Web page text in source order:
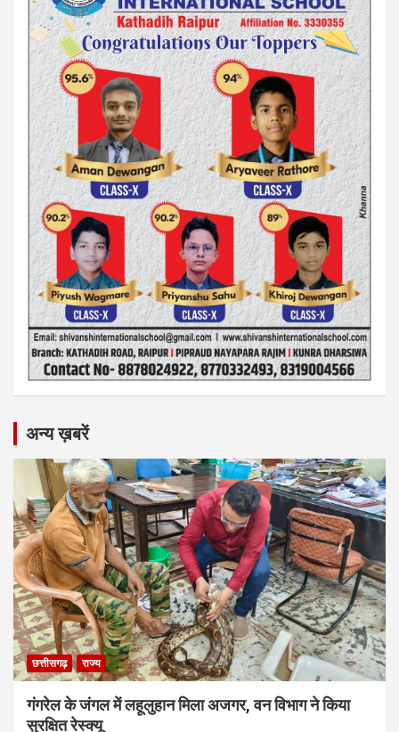
अन्य ख़बरें
छत्तीसगढ़ राज्य
गंगरेल के जंगल में लहूलुहान मिला अजगर, वन विभाग ने किया
सुरक्षित रेस्क्यू